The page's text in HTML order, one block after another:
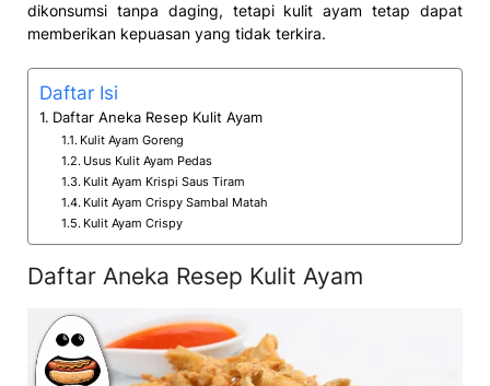
dikonsumsi tanpa daging, tetapi kulit ayam tetap dapat
memberikan kepuasan yang tidak terkira.
Daftar Isi
Daftar Aneka Resep Kulit Ayam
Kulit Ayam Goreng
Usus Kulit Ayam Pedas
Kulit Ayam Krispi Saus Tiram
Kulit Ayam Crispy Sambal Matah
Kulit Ayam Crispy
Daftar Aneka Resep Kulit Ayam